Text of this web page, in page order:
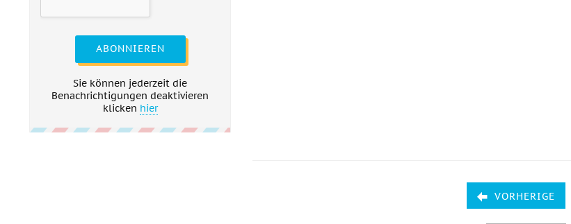
ABONNIEREN
Sie können jederzeit die
Benachrichtigungen deaktivieren
klicken hier
VORHERIGE